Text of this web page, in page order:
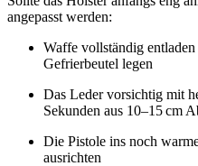
angepasst werden:
Waffe vollständig
Gefrierbeutel legen
Das Leder vorsichtig mit
Sekunden aus 10–15 cm
Die Pistole ins noch
ausrichten